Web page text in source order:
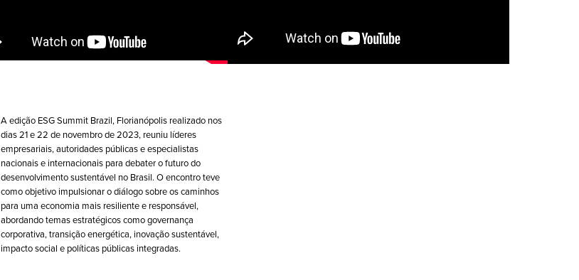
A edição ESG Summit Brazil, Florianópolis realizado nos
dias 21 e 22 de novembro de 2023, reuniu líderes
empresariais, autoridades públicas e especialistas
nacionais e internacionais para debater o futuro do
desenvolvimento sustentável no Brasil. O encontro teve
como objetivo impulsionar o diálogo sobre os caminhos
para uma economia mais resiliente e responsável,
abordando temas estratégicos como governança
corporativa, transição energética, inovação sustentável,
impacto social e políticas públicas integradas.